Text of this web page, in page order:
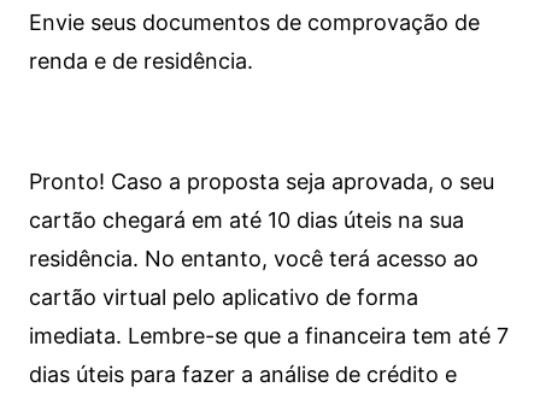
Envie seus documentos de comprovação de
renda e de residência.
Pronto! Caso a proposta seja aprovada, o seu
cartão chegará em até 10 dias úteis na sua
residência. No entanto, você terá acesso ao
cartão virtual pelo aplicativo de forma
imediata. Lembre-se que a financeira tem até 7
dias úteis para fazer a análise de crédito e